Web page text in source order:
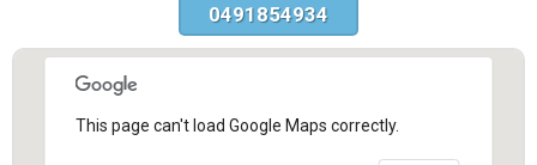
0491854934
This page can't load Google Maps correctly.